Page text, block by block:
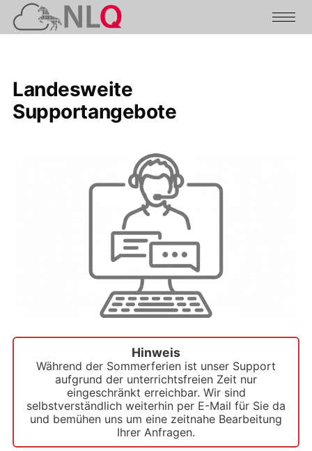
Landesweite
Supportangebote
Hinweis
Während der Sommerferien ist unser Support
aufgrund der unterrichtsfreien Zeit nur
eingeschränkt erreichbar. Wir sind
selbstverständlich weiterhin per E-Mail für Sie da
und bemühen uns um eine zeitnahe Bearbeitung
Ihrer Anfragen.